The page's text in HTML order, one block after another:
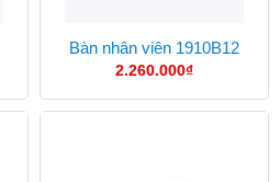
Bàn nhân viên 1910B12
2.260.000₫